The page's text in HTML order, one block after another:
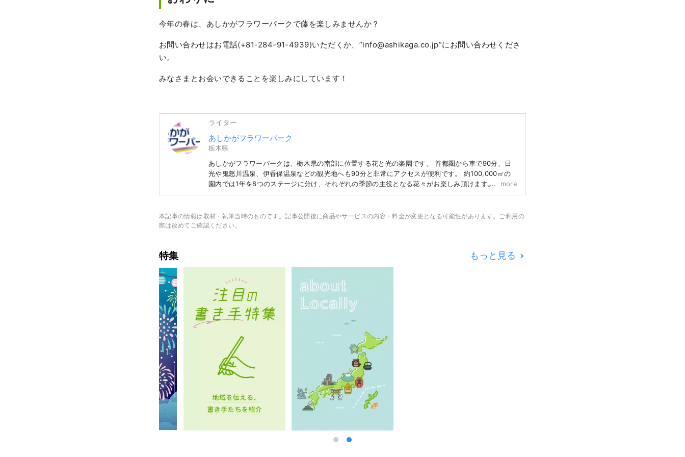
今年の春は、あしかがフラワーパークで藤を楽しみませんか？
お問い合わせはお電話(+81-284-91-4939)いただくか、”info@ashikaga.co.jp”にお問い合わせくださ
い。
みなさまとお会いできることを楽しみにしています！
ライター
あしかがフラワーパーク
栃木県
あしかがフラワーパークは、栃木県の南部に位置する花と光の楽園です。 首都圏から車で90分、日
光や鬼怒川温泉、伊香保温泉などの観光地へも90分と非常にアクセスが便利です。 約100,000㎡の
園内では1年を8つのステージに分け、それぞれの季節の主役となる花々がお楽しみ頂けます。 園のシ
ンボルとなっているのは、約1000平方メートル、樹齢160年におよぶ大藤です。藤が見頃を迎える4
す。 毎年10月中旬から2月中旬にはイルミネーション「光の花の庭」を開催しています。日本三大イ
ルミネーションに認定されるほどの壮大なスケールと、光で表現される花をモチーフにした作品が幻
more
本記事の情報は取材・執筆当時のものです。記事公開後に商品やサービスの内容・料金が変更となる可能性があります。ご利用の
際は改めてご確認ください。
特集 もっと見る